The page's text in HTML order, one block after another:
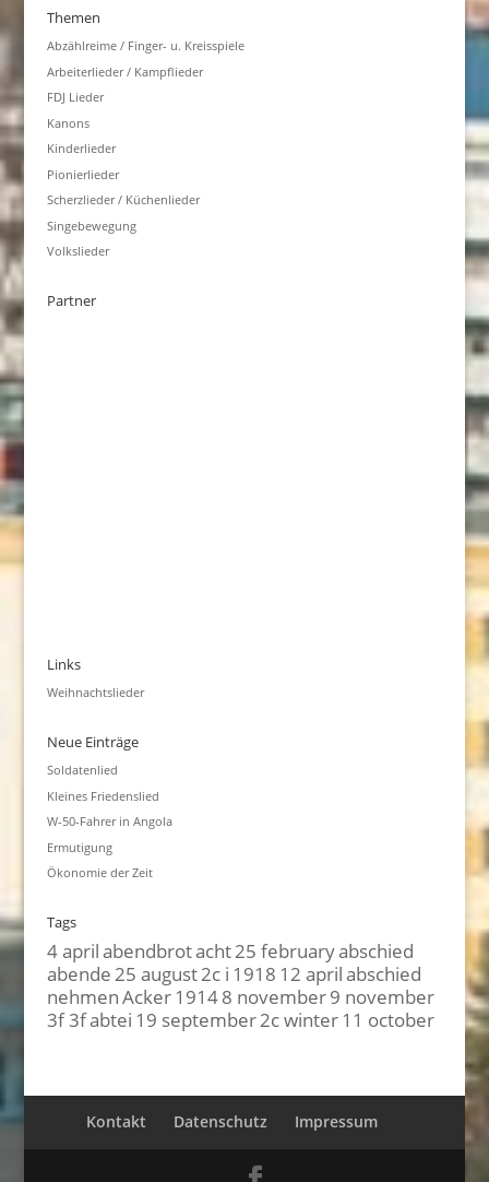
Themen
Abzählreime / Finger- u. Kreisspiele
Arbeiterlieder / Kampflieder
FDJ Lieder
Kanons
Kinderlieder
Pionierlieder
Scherzlieder / Küchenlieder
Singebewegung
Volkslieder
Partner
Links
Weihnachtslieder
Neue Einträge
Soldatenlied
Kleines Friedenslied
W-50-Fahrer in Angola
Ermutigung
Ökonomie der Zeit
Tags
4 aprilabendbrotacht25 februaryabschied
abende25 august2c i 1918 12 aprilabschied
nehmenAcker19148 november9 november
3f 3fabtei 19 september2c winter11 october
Kontakt Datenschutz Impressum